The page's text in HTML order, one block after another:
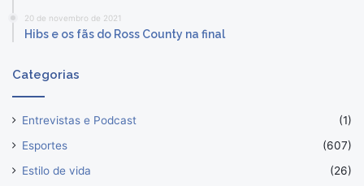
20 de novembro de 2021
Hibs e os fãs do Ross County na final
Categorias
Entrevistas e Podcast
(1)
Esportes
(607)
Estilo de vida
(26)